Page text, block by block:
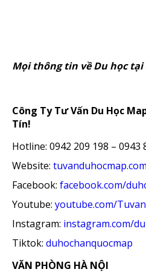
Mọi thông tin về Du học
Công Ty Tư Vấn Du Học
Tín!
Hotline: 0942 209 198 – 0943
Website: tuvanduhocmap.com
Facebook: facebook.com/
Youtube: youtube.com/
Instagram: instagram.com/
Tiktok: duhochanquocmap
VĂN PHÒNG HÀ NỘI